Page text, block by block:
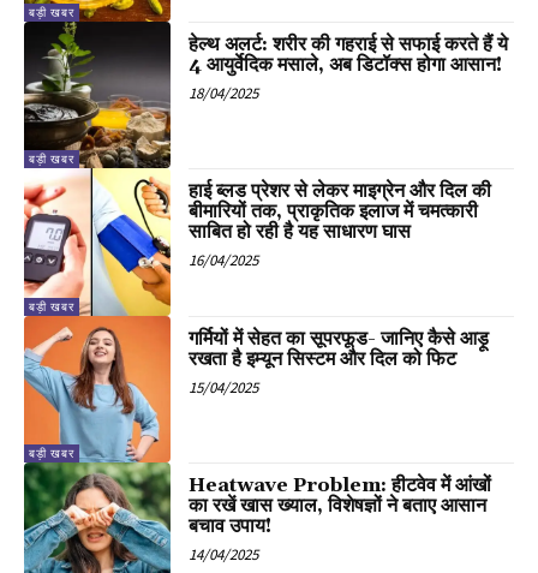
बड़ी खबर
बड़ी खबर
हेल्थ अलर्ट: शरीर की गहराई से सफाई करते हैं ये
4 आयुर्वेदिक मसाले, अब डिटॉक्स होगा आसान!
18/04/2025
बड़ी खबर
हाई ब्लड प्रेशर से लेकर माइग्रेन और दिल की
बीमारियों तक, प्राकृतिक इलाज में चमत्कारी
साबित हो रही है यह साधारण घास
16/04/2025
बड़ी खबर
गर्मियों में सेहत का सूपरफूड- जानिए कैसे आड़ू
रखता है इम्यून सिस्टम और दिल को फिट
15/04/2025
Heatwave Problem: हीटवेव में आंखों
का रखें खास ख्याल, विशेषज्ञों ने बताए आसान
बचाव उपाय!
14/04/2025